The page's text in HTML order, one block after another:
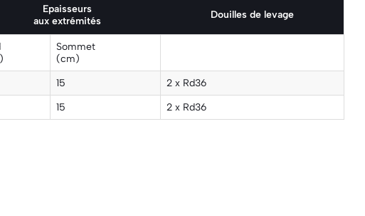
Epaisseurs
aux extrémités
Douilles de levage
Sommet
(cm)
15
2 x Rd36
15 2 x Rd36